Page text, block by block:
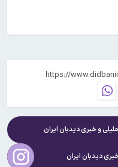
و خبریدیدبان ایران
دیدبان ایران